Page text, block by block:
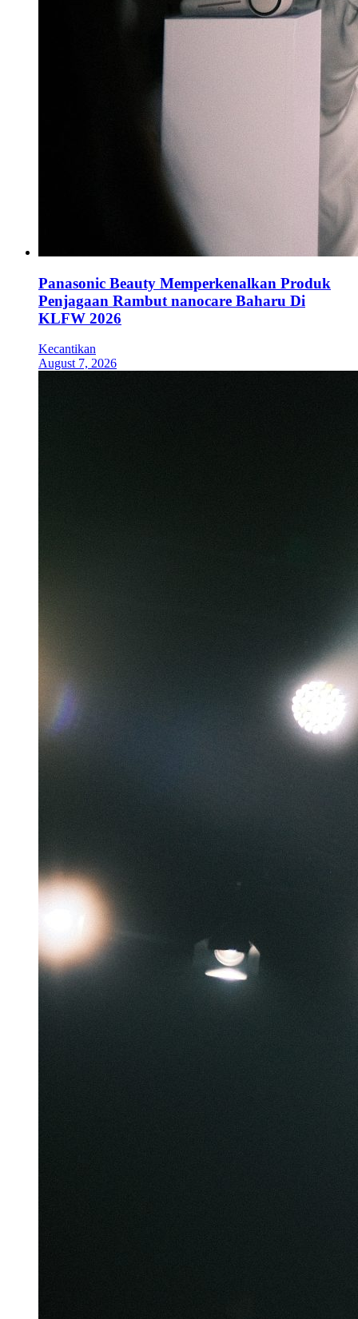
Panasonic Beauty Memperkenalkan Produk
Penjagaan Rambut nanocare Baharu Di
KLFW 2026
Kecantikan
August 7, 2026